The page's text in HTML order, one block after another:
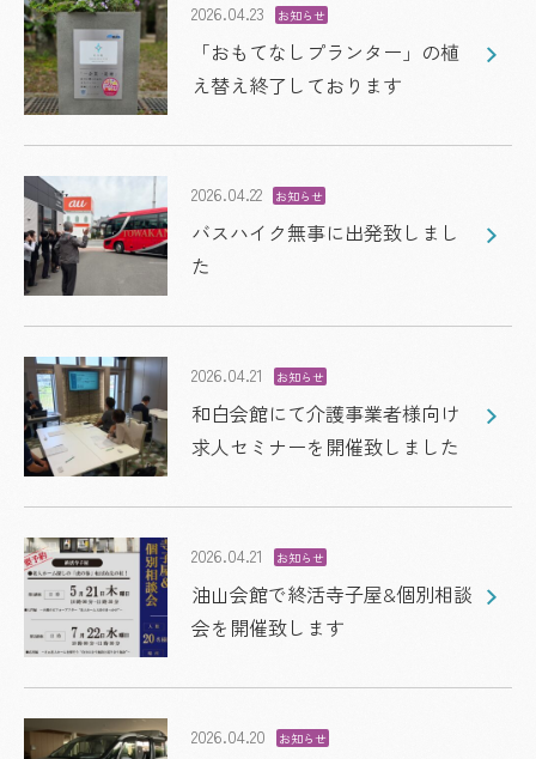
2026.04.23 お知らせ
「おもてなしプランター」の植
え替え終了しております
2026.04.22 お知らせ
バスハイク無事に出発致しまし
た
2026.04.21 お知らせ
和白会館にて介護事業者様向け
求人セミナーを開催致しました
2026.04.21 お知らせ
油山会館で終活寺子屋&個別相談
会を開催致します
2026.04.20 お知らせ